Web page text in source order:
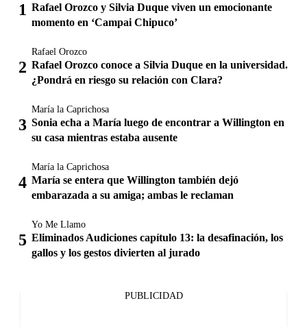
Rafael Orozco y Silvia Duque viven un emocionante
momento en ‘Campai Chipuco’
Rafael Orozco
Rafael Orozco conoce a Silvia Duque en la universidad.
¿Pondrá en riesgo su relación con Clara?
María la Caprichosa
Sonia echa a María luego de encontrar a Willington en
su casa mientras estaba ausente
María la Caprichosa
María se entera que Willington también dejó
embarazada a su amiga; ambas le reclaman
Yo Me Llamo
Eliminados Audiciones capítulo 13: la desafinación, los
gallos y los gestos divierten al jurado
PUBLICIDAD